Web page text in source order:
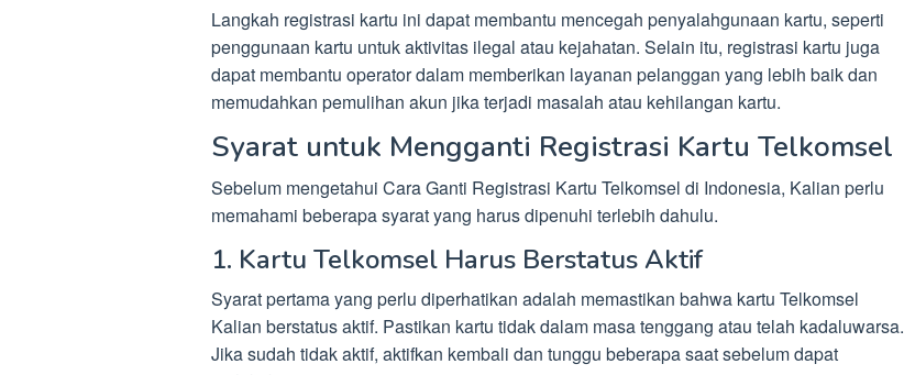
Langkah registrasi kartu ini dapat membantu mencegah penyalahgunaan kartu, seperti
penggunaan kartu untuk aktivitas ilegal atau kejahatan. Selain itu, registrasi kartu juga
dapat membantu operator dalam memberikan layanan pelanggan yang lebih baik dan
memudahkan pemulihan akun jika terjadi masalah atau kehilangan kartu.
Syarat untuk Mengganti Registrasi Kartu Telkomsel
Sebelum mengetahui Cara Ganti Registrasi Kartu Telkomsel di Indonesia, Kalian perlu
memahami beberapa syarat yang harus dipenuhi terlebih dahulu.
1. Kartu Telkomsel Harus Berstatus Aktif
Syarat pertama yang perlu diperhatikan adalah memastikan bahwa kartu Telkomsel
Kalian berstatus aktif. Pastikan kartu tidak dalam masa tenggang atau telah kadaluwarsa.
Jika sudah tidak aktif, aktifkan kembali dan tunggu beberapa saat sebelum dapat